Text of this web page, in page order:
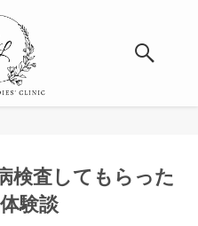
検査してもらった
験談